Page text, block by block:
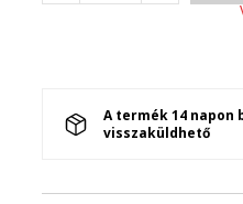
A termék 14 napon
visszaküldhető